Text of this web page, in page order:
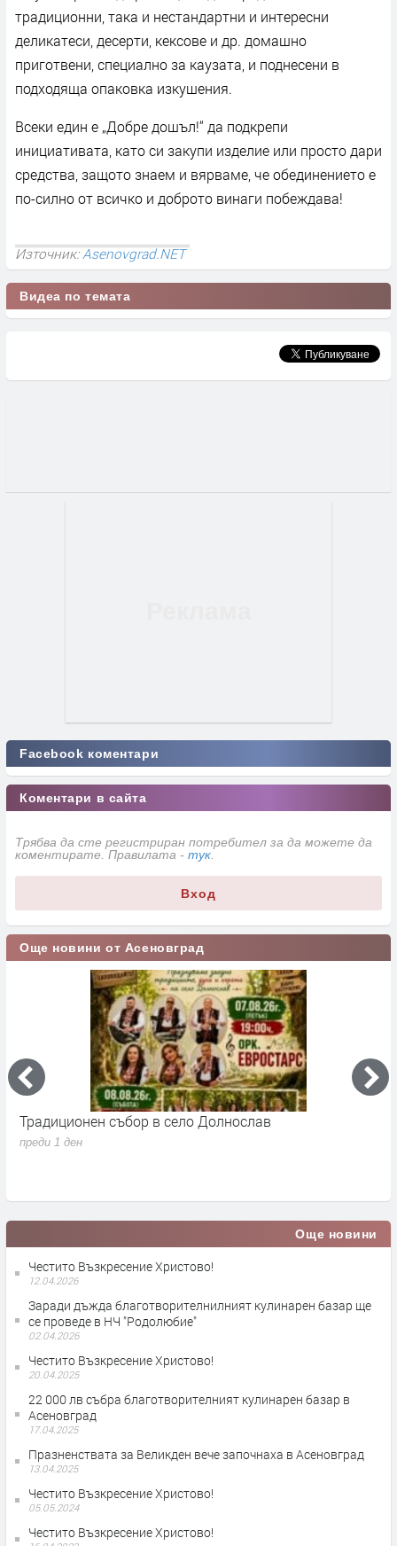
традиционни, така и нестандартни и интересни
деликатеси, десерти, кексове и др. домашно
приготвени, специално за каузата, и поднесени в
подходяща опаковка изкушения.
Всеки един е „Добре дошъл!“ да подкрепи
инициативата, като си закупи изделие или просто дари
средства, защото знаем и вярваме, че обединението е
по-силно от всичко и доброто винаги побеждава!
Източник:Asenovgrad.NET
Видеа по темата
Facebook коментари
Коментари в сайта
Трябва да сте регистриран потребител за да можете да
коментирате. Правилата - тук
Вход
Още новини от Асеновград
Традиционен събор в село Долнослав
преди 1 ден
Още новини
Честито Възкресение Христово!
12.04.2026
Заради дъжда благотворителнилният кулинарен базар ще
се проведе в НЧ "Родолюбие"
02.04.2026
Честито Възкресение Христово!
20.04.2025
22 000 лв събра благотворителният кулинарен базар в
Асеновград
17.04.2025
Празненствата за Великден вече започнаха в Асеновград
13.04.2025
Честито Възкресение Христово!
05.05.2024
Честито Възкресение Христово!